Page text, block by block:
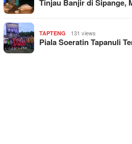
Tinjau Banjir di Sipange,
TAPTENG 131 views
Piala Soeratin Tapanuli